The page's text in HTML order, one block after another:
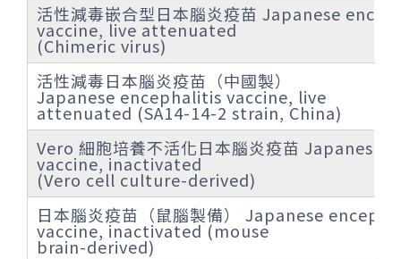
活性減毒嵌合型日本腦炎疫苗 Japanese
vaccine, live attenuated
(Chimeric virus)
活性減毒日本腦炎疫苗（中國製）
Japanese encephalitis vaccine, live
attenuated (SA14-14-2 strain, China)
Vero 細胞培養不活化日本腦炎疫苗 Japanese
vaccine, inactivated
(Vero cell culture-derived)
日本腦炎疫苗（鼠腦製備） Japanese
vaccine, inactivated (mouse
brain-derived)